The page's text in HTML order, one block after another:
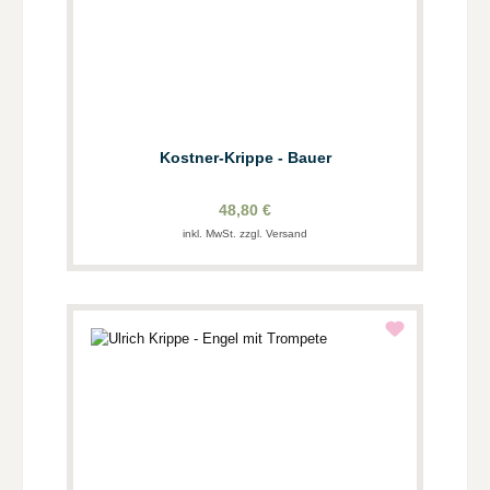
Kostner-Krippe - Bauer
48,80 €
inkl. MwSt. zzgl. Versand